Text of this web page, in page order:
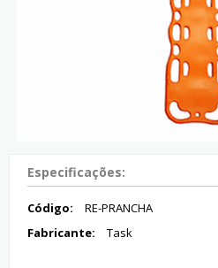
Especificações:
Código:
RE-PRANCHA
Fabricante:
Task